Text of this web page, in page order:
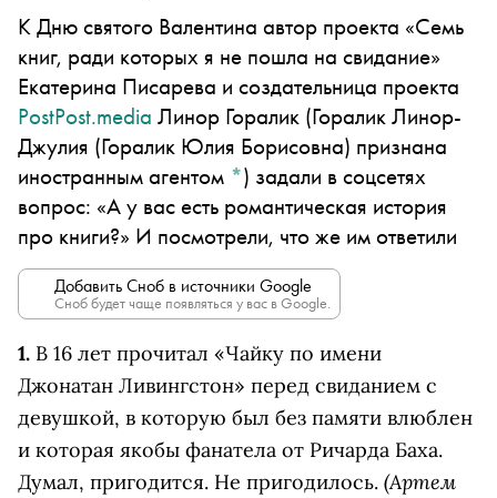
К Дню святого Валентина автор проекта «Семь
книг, ради которых я не пошла на свидание»
Екатерина Писарева и создательница проекта
PostPost.media Линор Горалик (Горалик Линор-
Джулия (Горалик Юлия Борисовна) признана
иностранным агентом *) задали в соцсетях
вопрос: «А у вас есть романтическая история
про книги?» И посмотрели, что же им ответили
Добавить Сноб в источники Google
Сноб будет чаще появляться у вас в Google.
1. В 16 лет прочитал «Чайку по имени
Джонатан Ливингстон» перед свиданием с
девушкой, в которую был без памяти влюблен
и которая якобы фанатела от Ричарда Баха.
Думал, пригодится. Не пригодилось. (Артем